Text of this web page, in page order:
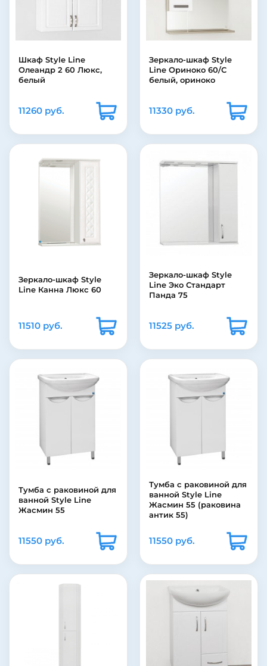
Шкаф Style Line
Олеандр 2 60 Люкс,
белый
11260 руб.
Зеркало-шкаф Style
Line Ориноко 60/С
белый, ориноко
11330 руб.
Зеркало-шкаф Style
Line Канна Люкс 60
11510 руб.
Зеркало-шкаф Style
Line Эко Стандарт
Панда 75
11525 руб.
Тумба c раковиной для
ванной Style Line
Жасмин 55
11550 руб.
Тумба c раковиной для
ванной Style Line
Жасмин 55 (раковина
антик 55)
11550 руб.